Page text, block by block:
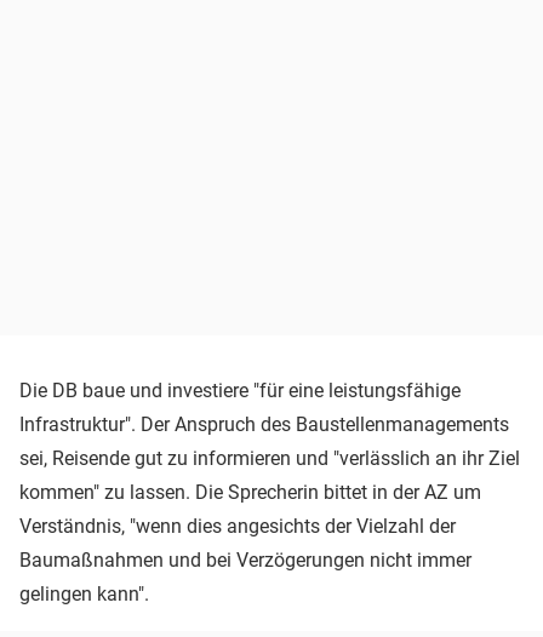
Die DB baue und investiere "für eine leistungsfähige
Infrastruktur". Der Anspruch des Baustellenmanagements
sei, Reisende gut zu informieren und "verlässlich an ihr Ziel
kommen" zu lassen. Die Sprecherin bittet in der AZ um
Verständnis, "wenn dies angesichts der Vielzahl der
Baumaßnahmen und bei Verzögerungen nicht immer
gelingen kann".